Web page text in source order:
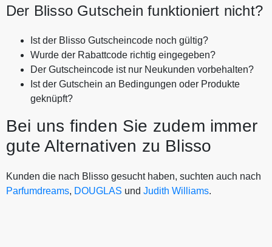
Der Blisso Gutschein funktioniert nicht?
Ist der Blisso Gutscheincode noch gültig?
Wurde der Rabattcode richtig eingegeben?
Der Gutscheincode ist nur Neukunden vorbehalten?
Ist der Gutschein an Bedingungen oder Produkte
geknüpft?
Bei uns finden Sie zudem immer
gute Alternativen zu Blisso
Kunden die nach Blisso gesucht haben, suchten auch nach
Parfumdreams, DOUGLAS und Judith Williams.